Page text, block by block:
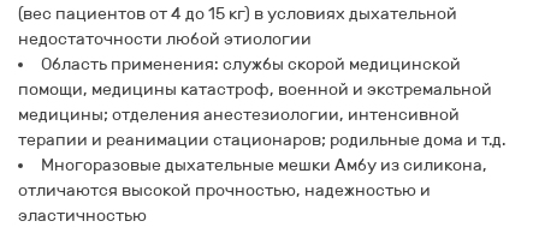
(вес пациентов от 4 до 15 кг) в условиях дыхательной
недостаточности любой этиологии
Область применения: службы скорой медицинской
помощи, медицины катастроф, военной и экстремальной
медицины; отделения анестезиологии, интенсивной
терапии и реанимации стационаров; родильные дома и т.д.
Многоразовые дыхательные мешки Амбу из силикона,
отличаются высокой прочностью, надежностью и
эластичностью